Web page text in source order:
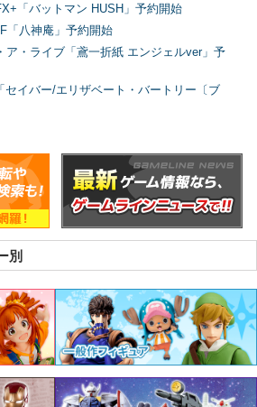
「バットマン HUSH」予約開始
「八神庵」予約開始
ア・ライブ「鳶一折紙 エンジェルver」予
セイバー/エリザベート・バートリー〔ブ
別